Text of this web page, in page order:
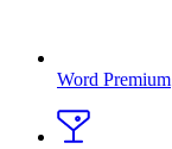
Word Premium